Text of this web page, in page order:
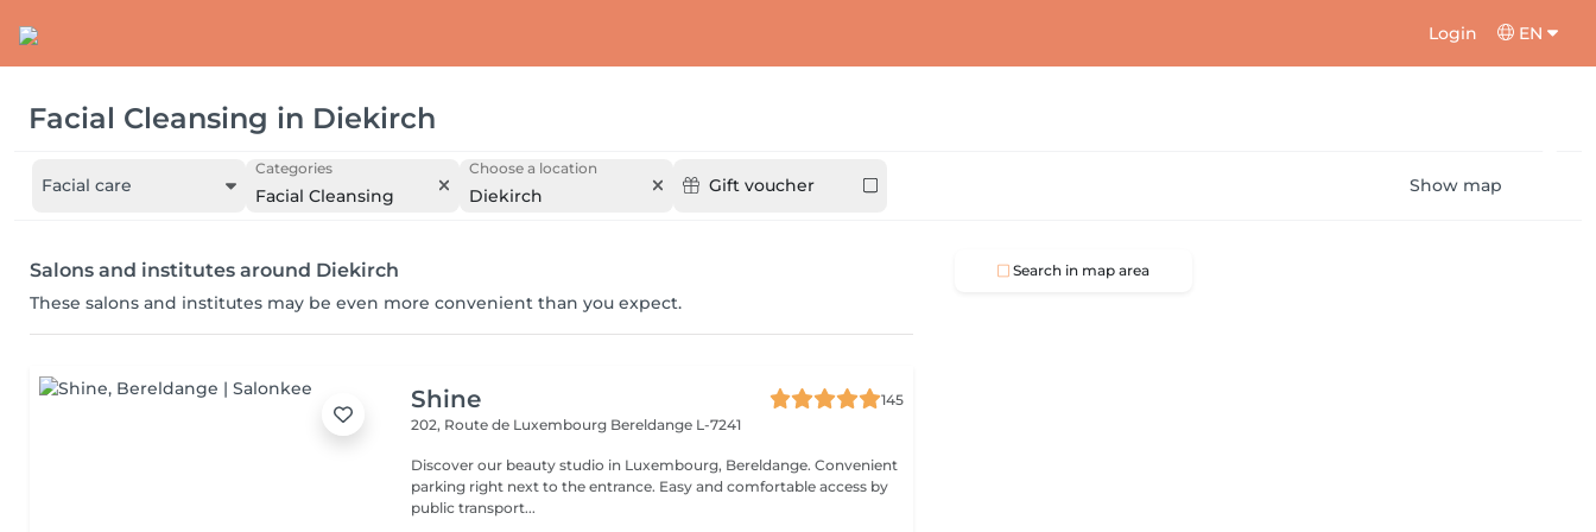
Login EN
Facial Cleansing in Diekirch
Facial care
Categories
Facial Cleansing
Choose a location
Diekirch Gift voucher Show map
Salons and institutes around Diekirch
These salons and institutes may be even more convenient than you expect.
Shine
145
202, Route de Luxembourg Bereldange L-7241
Discover our beauty studio in Luxembourg, Bereldange. Convenient
parking right next to the entrance. Easy and comfortable access by
public transport...
Search in map area